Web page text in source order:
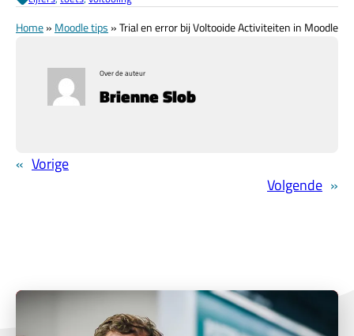
Home» Moodle tips »Trial en error bij Voltooide Activiteiten in Moodle
Over de auteur
Brienne Slob
« Vorige
Volgende »